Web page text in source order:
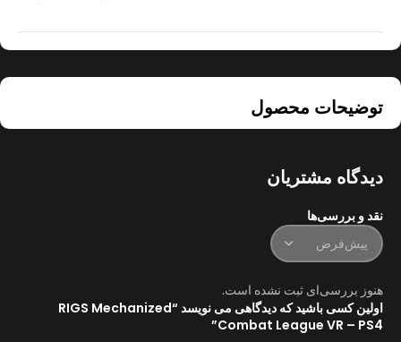
توضیحات محصول
دیدگاه مشتریان
نقد و بررسی‌ها
هنوز بررسی‌ای ثبت نشده است.
اولین کسی باشید که دیدگاهی می نویسد “RIGS Mechanized
Combat League VR – PS4”